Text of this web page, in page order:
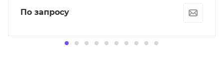
По запросу